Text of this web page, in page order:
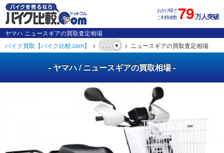
おかげ様で
ご利用者数79万人突破
ヤマハ ニュースギアの買取査定相場
バイク買取【バイク比較.com】
. . . ニュースギアの買取査定相場
- ヤマハ / ニュースギアの買取相場 -